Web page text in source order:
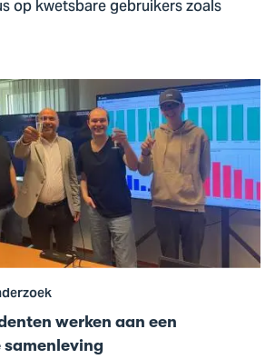
op kwetsbare gebruikers zoals
werken aan een